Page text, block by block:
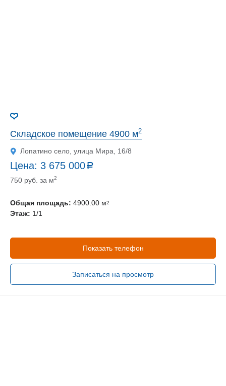
Складское помещение 4900 м2
Лопатино село, улица Мира, 16/8
Цена: 3 675 000 a
руб.
750 руб. за м2
Общая площадь: 4900.00 м2
Этаж: 1/1
Показать телефон
Записаться на просмотр